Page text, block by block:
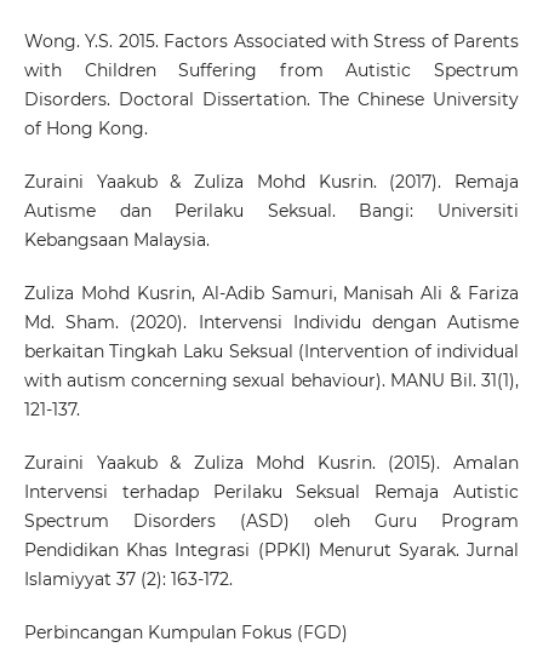
Wong. Y.S. 2015. Factors Associated with Stress of Parents
with Children Suffering from Autistic Spectrum
Disorders. Doctoral Dissertation. The Chinese University
of Hong Kong.
Zuraini Yaakub & Zuliza Mohd Kusrin. (2017). Remaja
Autisme dan Perilaku Seksual. Bangi: Universiti
Kebangsaan Malaysia.
Zuliza Mohd Kusrin, Al-Adib Samuri, Manisah Ali & Fariza
Md. Sham. (2020). Intervensi Individu dengan Autisme
berkaitan Tingkah Laku Seksual (Intervention of individual
with autism concerning sexual behaviour). MANU Bil. 31(1),
121-137.
Zuraini Yaakub & Zuliza Mohd Kusrin. (2015). Amalan
Intervensi terhadap Perilaku Seksual Remaja Autistic
Spectrum Disorders (ASD) oleh Guru Program
Pendidikan Khas Integrasi (PPKI) Menurut Syarak. Jurnal
Islamiyyat 37 (2): 163-172.
Perbincangan Kumpulan Fokus (FGD)